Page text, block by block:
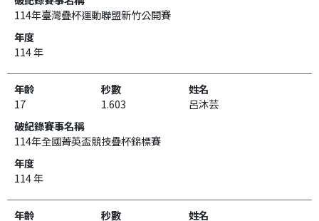
114年臺灣疊杯運動聯盟新竹公開賽
114 年
17 1.603 呂沐芸
114年全國菁英盃競技疊杯錦標賽
114 年